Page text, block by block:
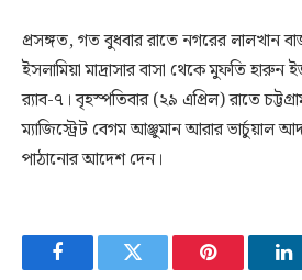
প্রসঙ্গত, গত বুধবার রাতে নগরের লালখান
ইসলামিয়া মাদ্রাসার বাসা থেকে মুফতি হারুন
র‌্যাব-৭। বৃহস্পতিবার (২৯ এপ্রিল) রাতে
ম্যাজিস্ট্রেট বেগম আঞ্জুমান আরার ভার্চুয়াল
পাঠানোর আদেশ দেন।
FacebookTwitter Pinterest